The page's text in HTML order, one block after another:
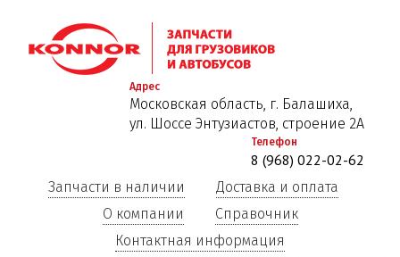
к
основному
Адрес
Московская область, г. Балашиха,
ул. Шоссе Энтузиастов, строение 2А
Телефон
8 (968) 022-02-62
Запчасти в наличии
Доставка и оплата
О компании
Справочник
Контактная информация